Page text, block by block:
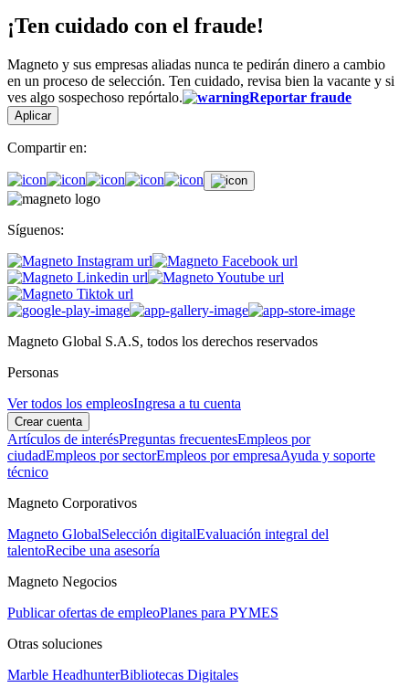
¡Ten cuidado con el fraude!
Magneto y sus empresas aliadas nunca te pedirán dinero a cambio
en un proceso de selección. Ten cuidado, revisa bien la vacante y si
ves algo sospechoso repórtalo.
Reportar fraude
Aplicar
Compartir en:
Síguenos:
Magneto Global S.A.S, todos los derechos reservados
Personas
Ver todos los empleosIngresa a tu cuenta
Crear cuenta
Artículos de interésPreguntas frecuentesEmpleos por
ciudadEmpleos por sectorEmpleos por empresaAyuda y soporte
técnico
Magneto Corporativos
Magneto GlobalSelección digitalEvaluación integral del
talentoRecibe una asesoría
Magneto Negocios
Publicar ofertas de empleoPlanes para PYMES
Otras soluciones
Marble HeadhunterBibliotecas Digitales